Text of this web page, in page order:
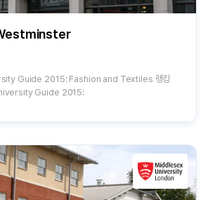
Guide 2015: Fashion and Textiles 랭킹
Guide 2015: